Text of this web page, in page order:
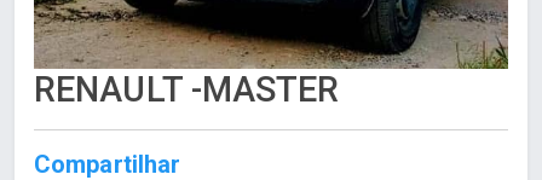
RENAULT -MASTER
Compartilhar